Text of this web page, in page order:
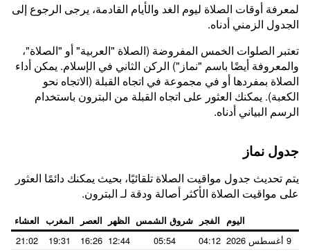
لمعرفة أوقات الصلاة ليوم الغد والأيام القادمة، يرجى الرجوع إلى
الجدول الزمني أدناه.
تعتبر الصلوات الخمس المفروضة (الصلاة "العربية" أو "الصلاة"،
والمعروفة أيضًا باسم "نماز") الركن الثاني في الإسلام. يمكن أداء
الصلاة بمفردها أو في مجموعة في اتجاه القبلة (الاتجاه نحو
الكعبة). يمكنك العثور على اتجاه القبلة من البترون باستخدام
الرسم البياني أدناه.
جدول نماز
يتم تحديث جدول مواقيت الصلاة تلقائيًا، بحيث يمكنك دائمًا العثور
على مواقيت الصلاة الأكثر أصالة ودقة لـ البترون.
اليوم الفجر شروق الشمس الظهر العصر المغرب العشاء
9 أغسطس 2026 04:12
05:54
12:44
16:26
19:31
21:02